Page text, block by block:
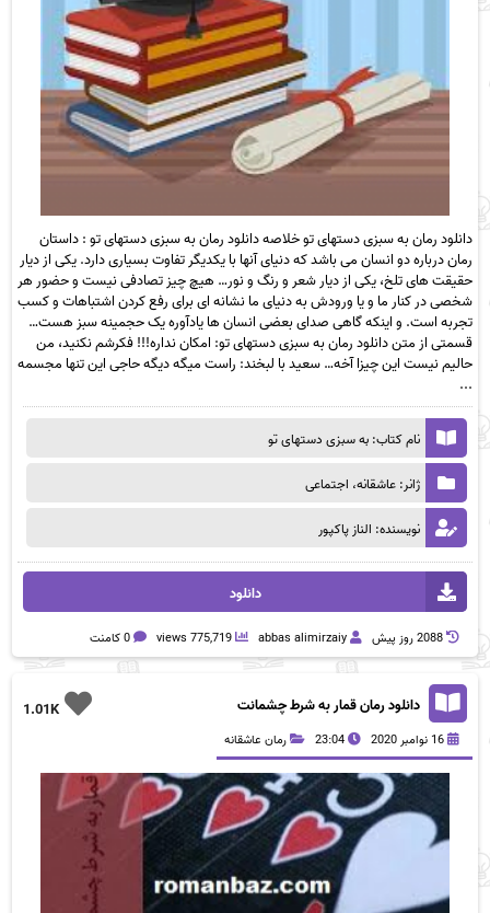
دانلود رمان به سبزی دستهای تو خلاصه‌‌ دانلود رمان به سبزی دستهای تو : داستان
رمان درباره دو انسان می باشد که دنیای آنها با یکدیگر تفاوت بسیاری دارد. یکی از دیار
حقیقت های تلخ، یکی از دیار شعر و رنگ و نور… هیچ چیز تصادفی نیست و حضور هر
شخصی در کنار ما و یا ورودش به دنیای ما نشانه ای برای رفع کردن اشتباهات و کسب
تجربه است. و اینکه گاهی صدای بعضی انسان ها یادآوره یک حجمینه سبز هست…
قسمتی از متن دانلود رمان به سبزی دستهای تو: امکان نداره!!! فکرشم نکنید، من
حالیم نیست این چیزا آخه… سعید با لبخند: راست میگه دیگه حاجی این تنها مجسمه
...
نام کتاب: به سبزی دستهای تو
ژانر: عاشقانه، اجتماعی
نویسنده: الناز پاکپور
دانلود
2088 روز پيش abbas alimirzaiy
775,719 views 0 کامنت
1.01K دانلود رمان قمار به شرط چشمانت
16 نوامبر 2020 23:04 رمان عاشقانه